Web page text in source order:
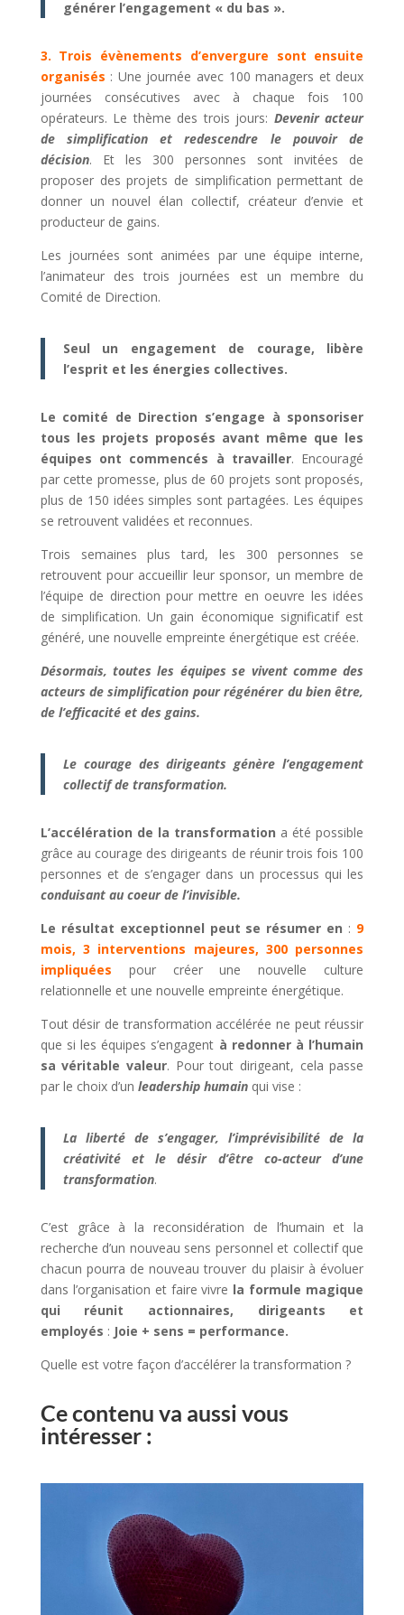
générer l’engagement « du bas ».
3. Trois évènements d’envergure sont ensuite
organisés : Une journée avec 100 managers et deux
journées consécutives avec à chaque fois 100
opérateurs. Le thème des trois jours: Devenir acteur
de simplification et redescendre le pouvoir de
décision. Et les 300 personnes sont invitées de
proposer des projets de simplification permettant de
donner un nouvel élan collectif, créateur d’envie et
producteur de gains.
Les journées sont animées par une équipe interne,
l’animateur des trois journées est un membre du
Comité de Direction.
Seul un engagement de courage, libère
l’esprit et les énergies collectives.
Le comité de Direction s’engage à sponsoriser
tous les projets proposés avant même que les
équipes ont commencés à travailler. Encouragé
par cette promesse, plus de 60 projets sont proposés,
plus de 150 idées simples sont partagées. Les équipes
se retrouvent validées et reconnues.
Trois semaines plus tard, les 300 personnes se
retrouvent pour accueillir leur sponsor, un membre de
l’équipe de direction pour mettre en oeuvre les idées
de simplification. Un gain économique significatif est
généré, une nouvelle empreinte énergétique est créée.
Désormais, toutes les équipes se vivent comme des
acteurs de simplification pour régénérer du bien être,
de l’efficacité et des gains.
Le courage des dirigeants génère l’engagement
collectif de transformation.
L’accélération de la transformation a été possible
grâce au courage des dirigeants de réunir trois fois 100
personnes et de s’engager dans un processus qui les
conduisant au coeur de l’invisible.
Le résultat exceptionnel peut se résumer en : 9
mois, 3 interventions majeures, 300 personnes
impliquées
pour créer une nouvelle culture
relationnelle et une nouvelle empreinte énergétique.
Tout désir de transformation accélérée ne peut réussir
que si les équipes s’engagent à redonner à l’humain
sa véritable valeur. Pour tout dirigeant, cela passe
par le choix d’un leadership humainqui vise :
La liberté de s’engager, l’imprévisibilité de la
créativité et le désir d’être co-acteur d’une
transformation.
C’est grâce à la reconsidération de l’humain et la
recherche d’un nouveau sens personnel et collectif que
chacun pourra de nouveau trouver du plaisir à évoluer
dans l’organisation et faire vivre la formule magique
qui réunit actionnaires, dirigeants et
employés : Joie + sens = performance.
Quelle est votre façon d’accélérer la transformation ?
Ce contenu va aussi vous
intéresser :